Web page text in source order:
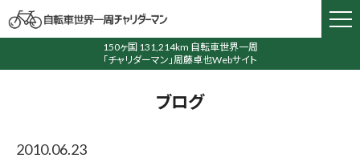
150ヶ国 131,214km 自転車世界一周
「チャリダーマン」周藤卓也Webサイト
ブログ
2010.06.23